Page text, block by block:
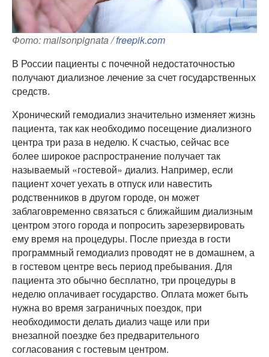
Фото: mailsonpignata /freepik.com
В России пациенты с почечной недостаточностью
получают диализное лечение за счет государственных
средств.
Хронический гемодиализ значительно изменяет жизнь
пациента, так как необходимо посещение диализного
центра три раза в неделю. К счастью, сейчас все
более широкое распространение получает так
называемый «гостевой» диализ. Например, если
пациент хочет уехать в отпуск или навестить
родственников в другом городе, он может
заблаговременно связаться с ближайшим диализным
центром этого города и попросить зарезервировать
ему время на процедуры. После приезда в гости
программный гемодиализ проводят не в домашнем, а
в гостевом центре весь период пребывания. Для
пациента это обычно бесплатно, три процедуры в
неделю оплачивает государство. Оплата может быть
нужна во время заграничных поездок, при
необходимости делать диализ чаще или при
внезапной поездке без предварительного
согласования с гостевым центром.